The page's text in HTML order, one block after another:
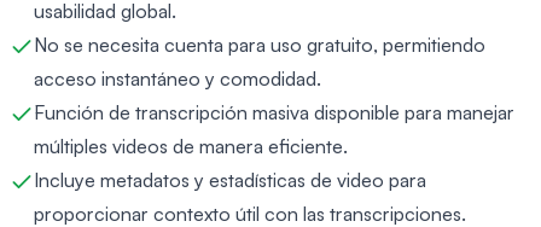
usabilidad global.
No se necesita cuenta para uso gratuito, permitiendo
acceso instantáneo y comodidad.
Función de transcripción masiva disponible para manejar
múltiples videos de manera eficiente.
Incluye metadatos y estadísticas de video para
proporcionar contexto útil con las transcripciones.